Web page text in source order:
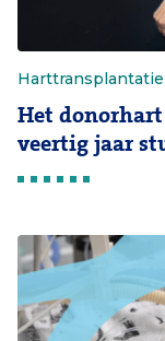
Harttransplantatie
Het
veertig jaar